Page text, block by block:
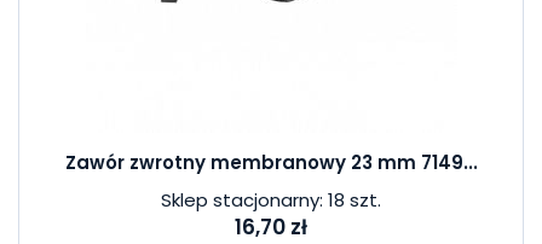
Zawór zwrotny membranowy 23 mm 7149...
Sklep stacjonarny: 18 szt.
16,70 zł